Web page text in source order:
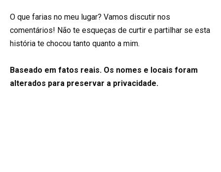
O que farias no meu lugar? Vamos discutir nos
comentários! Não te esqueças de curtir e partilhar se esta
história te chocou tanto quanto a mim.
Baseado em fatos reais. Os nomes e locais foram
alterados para preservar a privacidade.